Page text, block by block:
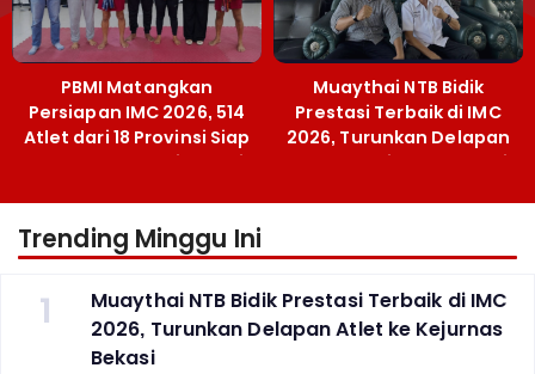
PBMI Matangkan
Persiapan IMC 2026, 514
Atlet dari 18 Provinsi Siap
Berlaga Besok di Bekasi
Muaythai NTB Bidik
Prestasi Terbaik di IMC
2026, Turunkan Delapan
Atlet ke Kejurnas Bekasi
Trending Minggu Ini
1
Muaythai NTB Bidik Prestasi Terbaik di IMC
2026, Turunkan Delapan Atlet ke Kejurnas
Bekasi